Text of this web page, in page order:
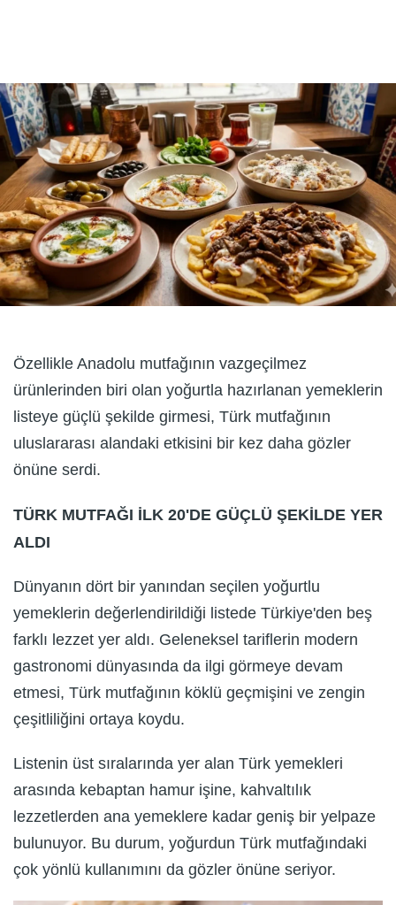
Özellikle Anadolu mutfağının vazgeçilmez
ürünlerinden biri olan yoğurtla hazırlanan yemeklerin
listeye güçlü şekilde girmesi, Türk mutfağının
uluslararası alandaki etkisini bir kez daha gözler
önüne serdi.
TÜRK MUTFAĞI İLK 20'DE GÜÇLÜ ŞEKİLDE YER
ALDI
Dünyanın dört bir yanından seçilen yoğurtlu
yemeklerin değerlendirildiği listede Türkiye'den beş
farklı lezzet yer aldı. Geleneksel tariflerin modern
gastronomi dünyasında da ilgi görmeye devam
etmesi, Türk mutfağının köklü geçmişini ve zengin
çeşitliliğini ortaya koydu.
Listenin üst sıralarında yer alan Türk yemekleri
arasında kebaptan hamur işine, kahvaltılık
lezzetlerden ana yemeklere kadar geniş bir yelpaze
bulunuyor. Bu durum, yoğurdun Türk mutfağındaki
çok yönlü kullanımını da gözler önüne seriyor.